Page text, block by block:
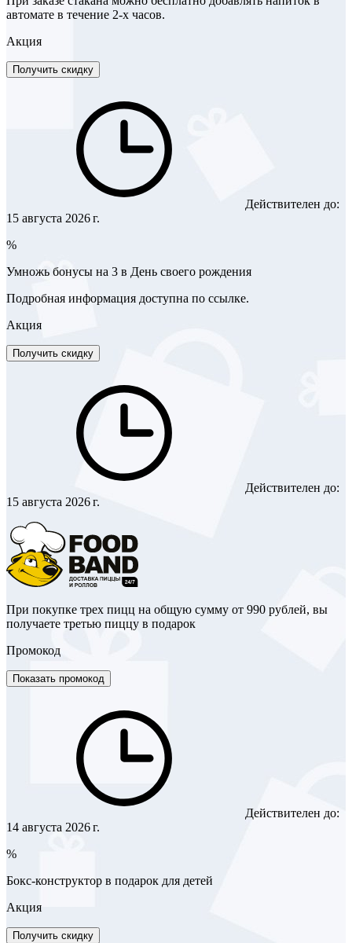
автомате в течение 2-х часов.
Акция
Получить скидку
Действителен до:
15 августа 2026 г.
%
Умножь бонусы на 3 в День своего рождения
Подробная информация доступна по ссылке.
Акция
Получить скидку
Действителен до:
15 августа 2026 г.
При покупке трех пицц на общую сумму от 990 рублей, вы
получаете третью пиццу в подарок
Промокод
Показать промокод
Действителен до:
14 августа 2026 г.
%
Бокс-конструктор в подарок для детей
Акция
Получить скидку